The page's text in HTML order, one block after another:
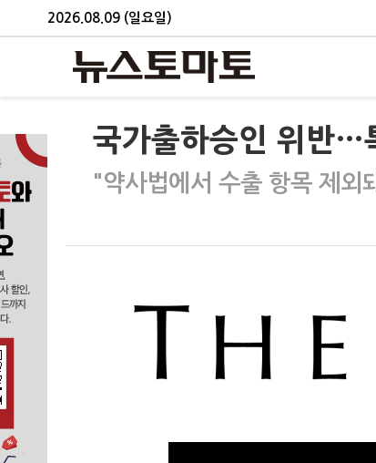
2026.08.09 (일요일)
국가출하승인 위반…
"약사법에서 수출 항목 제외